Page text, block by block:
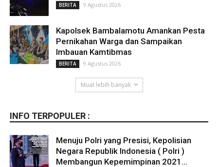
BERITA 9 Agustus 2026
Kapolsek Bambalamotu Amankan Pesta
Pernikahan Warga dan Sampaikan
Imbauan Kamtibmas
BERITA 9 Agustus 2026
Muat lebih banyak
INFO TERPOPULER :
Menuju Polri yang Presisi, Kepolisian
Negara Republik Indonesia ( Polri )
Membangun Kepemimpinan 2021...